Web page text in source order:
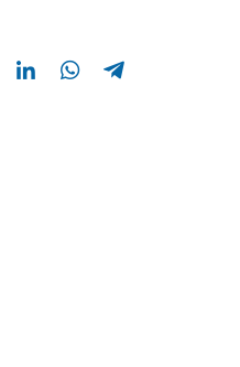
Compartir en Linkedin Compartir en Whatsapp